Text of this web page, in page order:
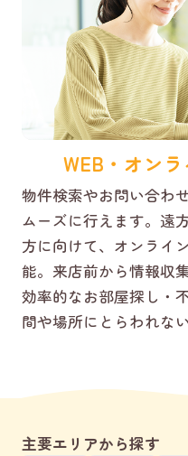
WEB・オン
物件検索やお問い合わ
ムーズに行えます。遠
方に向けて、オンライ
能。来店前から情報収
効率的なお部屋探し・
間や場所にとらわれな
主要エリアから探す